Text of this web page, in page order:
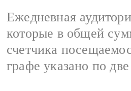
Ежедневная
которые в общей
счетчика
графе указано по